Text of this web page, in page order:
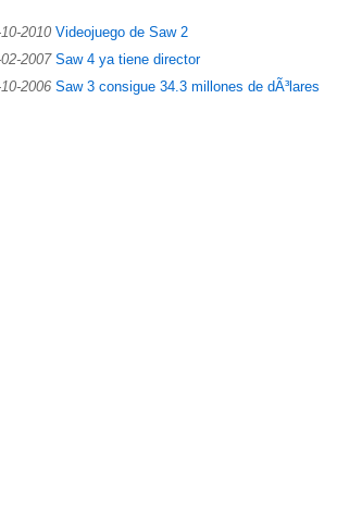
2010 Videojuego de Saw 2
2007 Saw 4 ya tiene director
2006 Saw 3 consigue 34.3 millones de dÃ³lares